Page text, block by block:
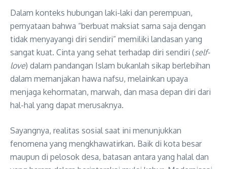
Dalam konteks hubungan laki-laki dan perempuan,
pernyataan bahwa “berbuat maksiat sama saja dengan
tidak menyayangi diri sendiri” memiliki landasan yang
sangat kuat. Cinta yang sehat terhadap diri sendiri (self-
love) dalam pandangan Islam bukanlah sikap berlebihan
dalam memanjakan hawa nafsu, melainkan upaya
menjaga kehormatan, marwah, dan masa depan diri dari
hal-hal yang dapat merusaknya.
Sayangnya, realitas sosial saat ini menunjukkan
fenomena yang mengkhawatirkan. Baik di kota besar
maupun di pelosok desa, batasan antara yang halal dan